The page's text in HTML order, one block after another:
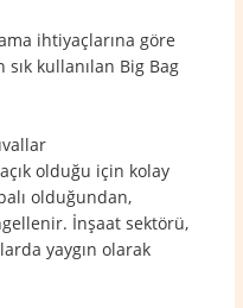
ihtiyaçlarına göre
kullanılan Big Bag
olduğu için kolay
olduğundan,
İnşaat sektörü,
yaygın olarak